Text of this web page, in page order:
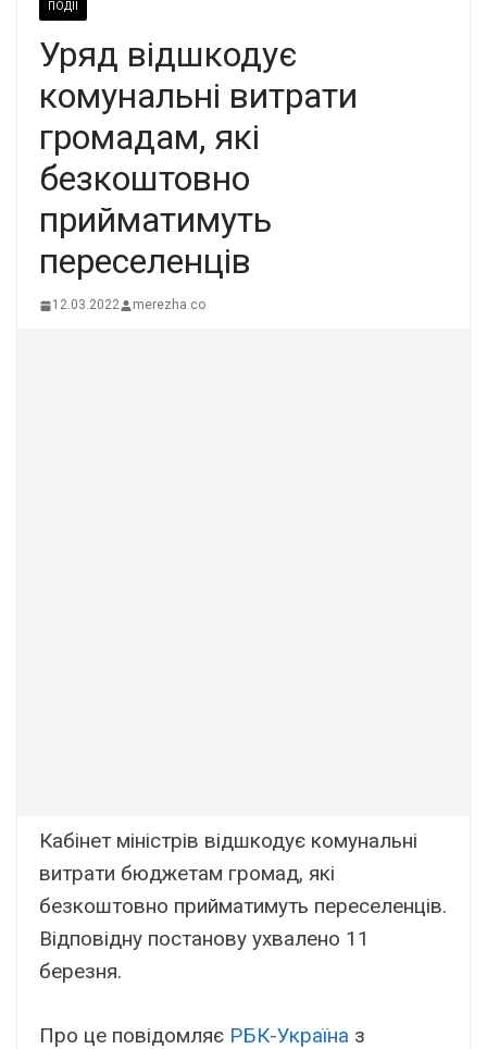
ПОДІЇ
Уряд відшкодує
комунальні витрати
громадам, які
безкоштовно
прийматимуть
переселенців
12.03.2022 merezha.co
Кабінет міністрів відшкодує комунальні
витрати бюджетам громад, які
безкоштовно прийматимуть переселенців.
Відповідну постанову ухвалено 11
березня.
Про це повідомляє РБК-Україна з